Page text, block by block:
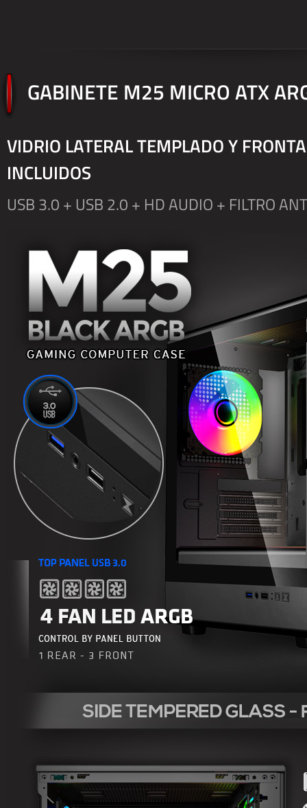
GABINETE M25 MICRO ATX
VIDRIO LATERAL TEMPLADO Y
INCLUIDOS
USB 3.0 + USB 2.0 + HD AUDIO + FILTRO